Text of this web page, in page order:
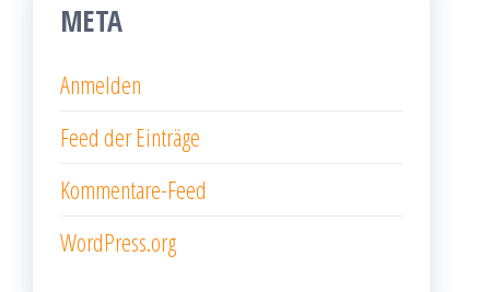
META
Anmelden
Feed der Einträge
Kommentare-Feed
WordPress.org